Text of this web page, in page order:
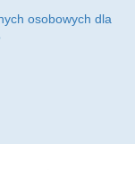
osobowych dla